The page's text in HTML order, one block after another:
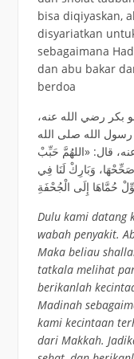
bisa diqiyaskan,
disyariatkan
sebagaimana
dan abu bakar
berdoa
بكر رضي الله عنه،
الله صلى الله
قال: «اللهُمَّ حَبِّبْ
وَبَارِكْ لَنَا فِي
حُمَّاهَا إِلَى الْجُحْفَةِ
Dulu kami datang
wabah penyakit.
Maka beliau
tatkala melihat
berikanlah
Madinah
kami kecintaan
dari Makkah.